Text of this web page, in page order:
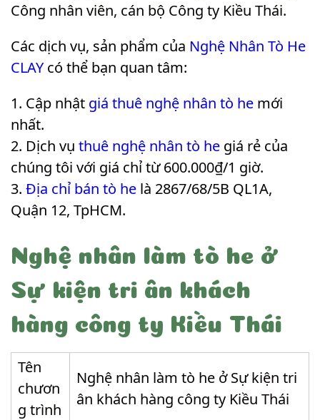
Công nhân viên, cán bộ Công ty Kiều Thái.
Các dịch vụ, sản phẩm của Nghệ Nhân Tò He
CLAY có thể bạn quan tâm:
Cập nhật giá thuê nghệ nhân tò he mới
nhất.
Dịch vụ thuê nghệ nhân tò he giá rẻ của
chúng tôi với giá chỉ từ 600.000₫/1 giờ.
Địa chỉ bán tò he là 2867/68/5B QL1A,
Quận 12, TpHCM.
Nghệ nhân làm tò he ở
Sự kiện tri ân khách
hàng công ty Kiều Thái
Tên
chươn
g trình
Nghệ nhân làm tò he ở Sự kiện tri
ân khách hàng công ty Kiều Thái